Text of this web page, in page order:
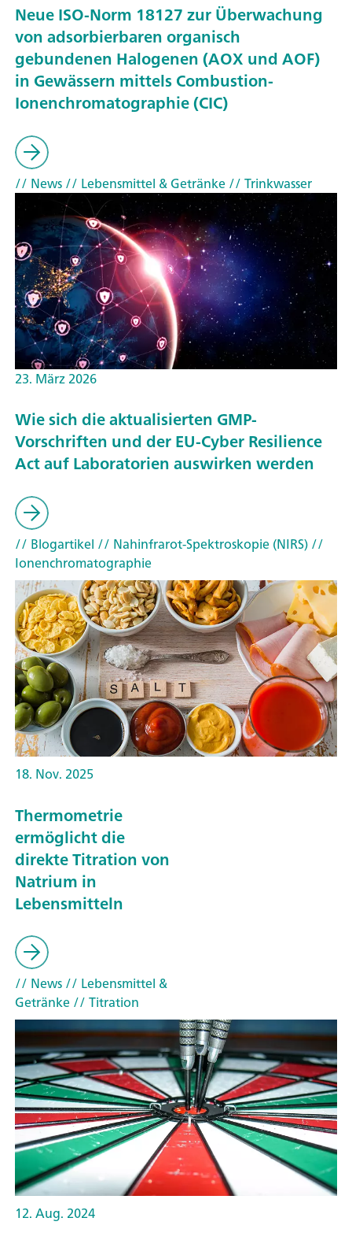
Neue ISO-Norm 18127 zur Überwachung
von adsorbierbaren organisch
gebundenen Halogenen (AOX und AOF)
in Gewässern mittels Combustion-
Ionenchromatographie (CIC)
// News// Lebensmittel & Getränke// Trinkwasser
23. März 2026
Wie sich die aktualisierten GMP-
Vorschriften und der EU-Cyber Resilience
Act auf Laboratorien auswirken werden
// Blogartikel // Nahinfrarot-Spektroskopie (NIRS)//
Ionenchromatographie
18. Nov. 2025
Thermometrie
ermöglicht die
direkte Titration von
Natrium in
Lebensmitteln
// News// Lebensmittel &
Getränke// Titration
12. Aug. 2024